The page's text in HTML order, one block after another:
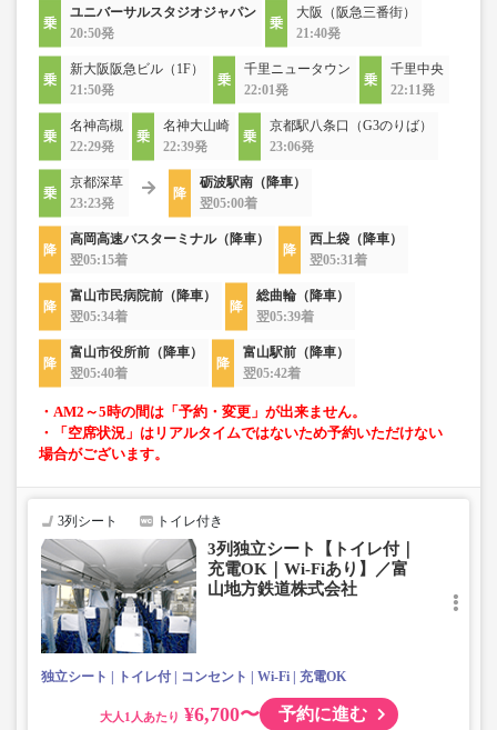
ユニバーサルスタジオジャパン
20:50発
大阪（阪急三番街）
21:40発
新大阪阪急ビル（1F）
21:50発
千里ニュータウン
22:01発
千里中央
22:11発
名神高槻
22:29発
名神大山崎
22:39発
京都駅八条口（G3のりば）
23:06発
京都深草
23:23発
砺波駅南（降車）
翌05:00着
高岡高速バスターミナル（降車）
翌05:15着
西上袋（降車）
翌05:31着
富山市民病院前（降車）
翌05:34着
総曲輪（降車）
翌05:39着
富山市役所前（降車）
翌05:40着
富山駅前（降車）
翌05:42着
・AM2～5時の間は「予約・変更」が出来ません。
・「空席状況」はリアルタイムではないため予約いただけない
場合がございます。
3列シート トイレ付き
3列独立シート【トイレ付｜
充電OK｜Wi-Fiあり】／富
山地方鉄道株式会社
独立シート トイレ付 コンセント Wi-Fi 充電OK
大人 ¥6,700〜 予約に進む